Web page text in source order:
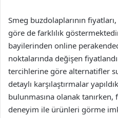
Smeg buzdolaplarının
göre de farklılık
bayilerinden online
noktalarında değişen
tercihlerine göre alternatifler
detaylı karşılaştırmalar
bulunmasına olanak
deneyim ile ürünleri görme